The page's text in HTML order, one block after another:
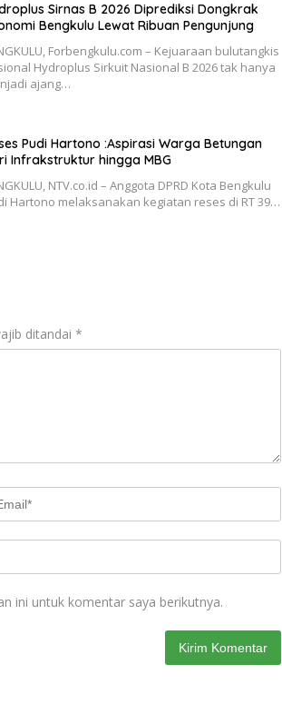
Sirnas B 2026 Diprediksi Dongkrak
Bengkulu Lewat Ribuan Pengunjung
Forbengkulu.com – Kejuaraan bulutangkis
Hydroplus Sirkuit Nasional B 2026 tak hanya
ajang…
Pudi Hartono :Aspirasi Warga Betungan
Infrakstruktur hingga MBG
NTV.co.id – Anggota DPRD Kota Bengkulu
Hartono melaksanakan kegiatan reses di RT 39…
ditandai *
ini untuk komentar saya berikutnya.